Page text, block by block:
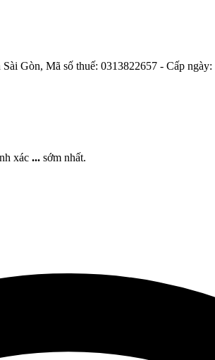
Gòn, Mã số thuế: 0313822657 - Cấp ngày:
xác ... sớm nhất.